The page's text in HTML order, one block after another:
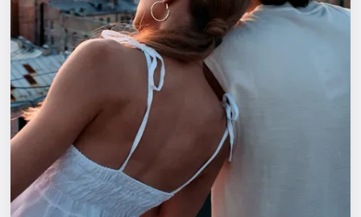
Города
Площадки
Артисты
Рейтинги